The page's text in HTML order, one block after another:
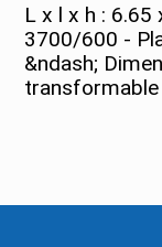
L x l x h : 6.65
3700/600 -
&ndash;